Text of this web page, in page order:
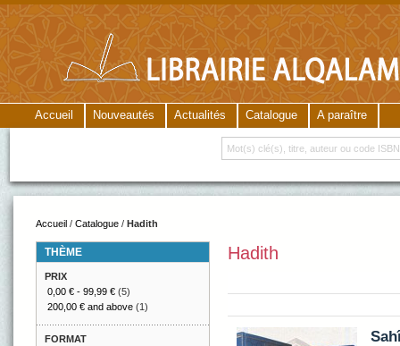
Accueil Nouveautés Actualités Catalogue A paraître
Accueil / Catalogue / Hadith
Hadith
THÈME
PRIX
0,00 € - 99,99 € (5)
200,00 € and above (1)
FORMAT